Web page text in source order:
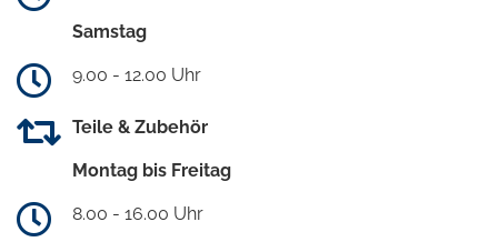
Samstag
9.00 - 12.00 Uhr
Teile & Zubehör
Montag bis Freitag
8.00 - 16.00 Uhr